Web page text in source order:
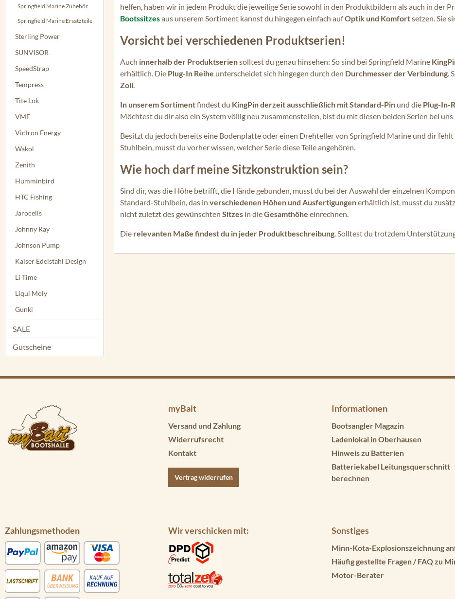
Springfield Marine Zubehör
Springfield Marine Ersatzteile
Sterling Power
SUNVISOR
SpeedStrap
Tempress
Tite Lok
VMF
Victron Energy
Wakol
Zenith
Humminbird
HTC Fishing
Jarocells
Johnny Ray
Johnson Pump
Kaiser Edelstahl Design
Li Time
Liqui Moly
Gunki
SALE
Gutscheine
helfen, haben wir in jedem Produkt die jeweilige Serie sowohl in den Produktbildern als auch in der
Bootssitzesaus unserem Sortiment kannst du hingegen einfach aufOptik und Komfortsetzen. Sie
Vorsicht bei verschiedenen Produktserien!
Auch innerhalb der Produktseriensolltest du genau hinsehen: So sind bei Springfield Marine
erhältlich. Die Plug-In Reihe unterscheidet sich hingegen durch den Durchmesser der Verbindung.
Zoll.
In unserem Sortimentfindest du KingPin derzeit ausschließlich mit Standard-Pin und die Plug-In-
Möchtest du dir also ein System völlig neu zusammenstellen, bist du mit diesen beiden Serien bei uns
Besitzt du jedoch bereits eine Bodenplatte oder einen Drehteller von Springfield Marine und dir
Stuhlbein, musst du vorher wissen, welcher Serie diese Teile angehören.
Wie hoch darf meine Sitzkonstruktion sein?
Sind dir, was die Höhe betrifft, die Hände gebunden, musst du bei der Auswahl der einzelnen
Standard-Stuhlbein, das in verschiedenen Höhen und Ausfertigungenerhältlich ist, musst du
nicht zuletzt des gewünschten Sitzes in dieGesamthöhe einrechnen.
Die relevanten Maße findest du in jeder Produktbeschreibung. Solltest du trotzdem
myBait
Versand und Zahlung
Widerrufsrecht
Kontakt
Vertrag widerrufen
Informationen
Bootsangler Magazin
Ladenlokal in Oberhausen
Hinweis zu Batterien
Batteriekabel Leitungsquerschnitt
berechnen
Zahlungsmethoden Wir verschicken mit: Sonstiges
Minn-Kota-Explosionszeichnung
Häufig gestellte Fragen / FAQ zu
Motor-Berater